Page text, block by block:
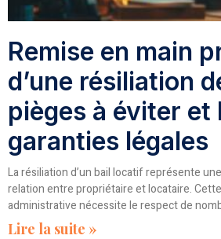
Remise en main
d’une résiliation
pièges à éviter et
garanties légales
La résiliation d’un bail locatif représente
relation entre propriétaire et locataire.
administrative nécessite le respect de
Lire la suite »